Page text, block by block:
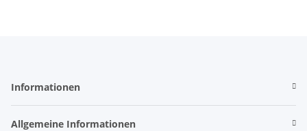
Informationen
Allgemeine Informationen